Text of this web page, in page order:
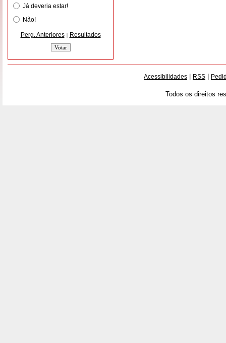
Já deveria estar!
Não!
Perg. Anteriores | Resultados
Acessibilidades RSS
Todos os direitos